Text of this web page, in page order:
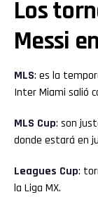
Los
Messi
MLS: es la
Inter Miami salió
MLS Cup: son
donde estará en
Leagues Cup:
la Liga MX.